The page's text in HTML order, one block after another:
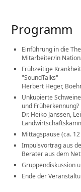
Programm
Einführung in die
Mitarbeiter/in
Frühzeitige
SoundTalks
Herbert Heger,
Unkupierte
und Früherkennung?
Dr. Heiko Janssen,
Mittagspause (ca.
Impulsvortrag aus
Berater aus dem
Gruppendiskussion
Ende der